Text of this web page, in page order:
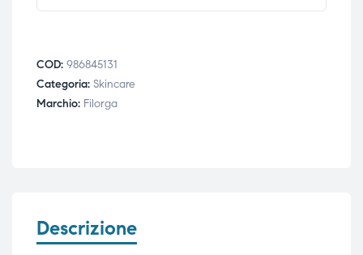
COD: 986845131
Categoria: Skincare
Marchio: Filorga
Descrizione